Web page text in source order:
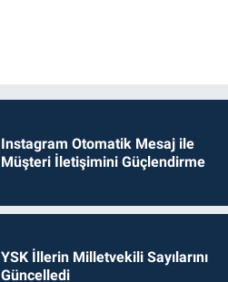
Instagram Otomatik Mesaj ile
Müşteri İletişimini Güçlendirme
YSK İllerin Milletvekili Sayılarını
Güncelledi